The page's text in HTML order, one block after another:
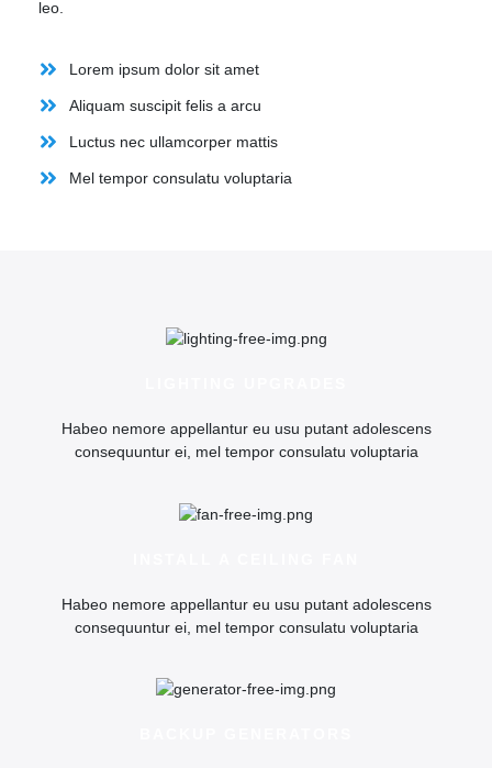
leo.
Lorem ipsum dolor sit amet
Aliquam suscipit felis a arcu
Luctus nec ullamcorper mattis
Mel tempor consulatu voluptaria
Habeo nemore appellantur eu usu putant adolescens
consequuntur ei, mel tempor consulatu voluptaria
Habeo nemore appellantur eu usu putant adolescens
consequuntur ei, mel tempor consulatu voluptaria